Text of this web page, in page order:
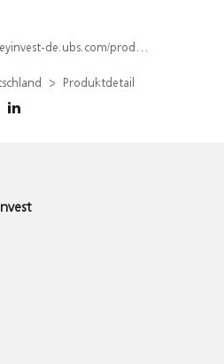
produkt/detail/index/isin/DE000WA6XNP1
Produktdetail